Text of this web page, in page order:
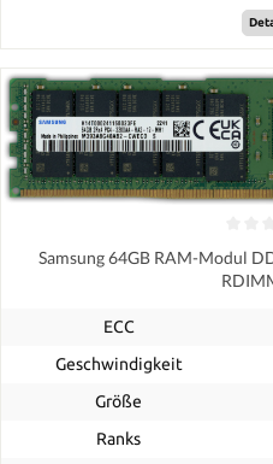
Samsung 64GB RAM-Modul
ECC
Geschwindigkeit
Größe
Ranks